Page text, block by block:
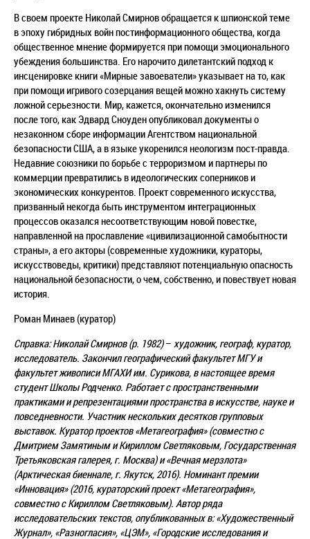
В своем проекте Николай Смирнов обращается к шпионской теме
в эпоху гибридных войн постинформационного общества, когда
общественное мнение формируется при помощи эмоционального
убеждения большинства. Его нарочито дилетантский подход к
инсценировке книги «Мирные завоеватели» указывает на то, как
при помощи игривого созерцания вещей можно хакнуть систему
ложной серьезности. Мир, кажется, окончательно изменился
после того, как Эдвард Сноуден опубликовал документы о
незаконном сборе информации Агентством национальной
безопасности США, а в языке укоренился неологизм пост-правда.
Недавние союзники по борьбе с терроризмом и партнеры по
коммерции превратились в идеологических соперников и
экономических конкурентов. Проект современного искусства,
призванный некогда быть инструментом интеграционных
процессов оказался несоответствующим новой повестке,
направленной на прославление «цивилизационной самобытности
страны», а его акторы (современные художники, кураторы,
искусствоведы, критики) представляют потенциальную опасность
национальной безопасности, о чем, собственно, и повествует новая
история.
Роман Минаев (куратор)
Справка: Николай Смирнов (р. 1982)– художник, географ, куратор,
исследователь. Закончил географический факультет МГУ и
факультет живописи МГАХИ им. Сурикова, в настоящее время
студент Школы Родченко. Работает с пространственными
практиками и репрезентациями пространства в искусстве, науке и
повседневности. Участник нескольких десятков групповых
выставок. Куратор проектов «Метагеография» (совместно с
Дмитрием Замятиным и Кириллом Светляковым, Государственная
Третьяковская галерея, г. Москва) и «Вечная мерзлота»
(Арктическая биеннале, г. Якутск, 2016). Номинант премии
«Инновация» (2016, кураторский проект «Метагеография»,
совместно с Кириллом Светляковым). Автор ряда
исследовательских текстов, опубликованных в: «Художественный
Журнал», «Разногласия», «ЦЭМ», «Городские исследования и